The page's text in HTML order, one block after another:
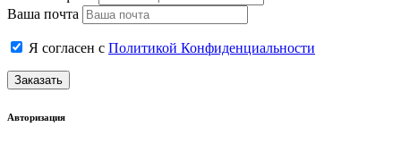
Ваша почта
Я согласен с Политикой Конфиденциальности
Заказать
Авторизация